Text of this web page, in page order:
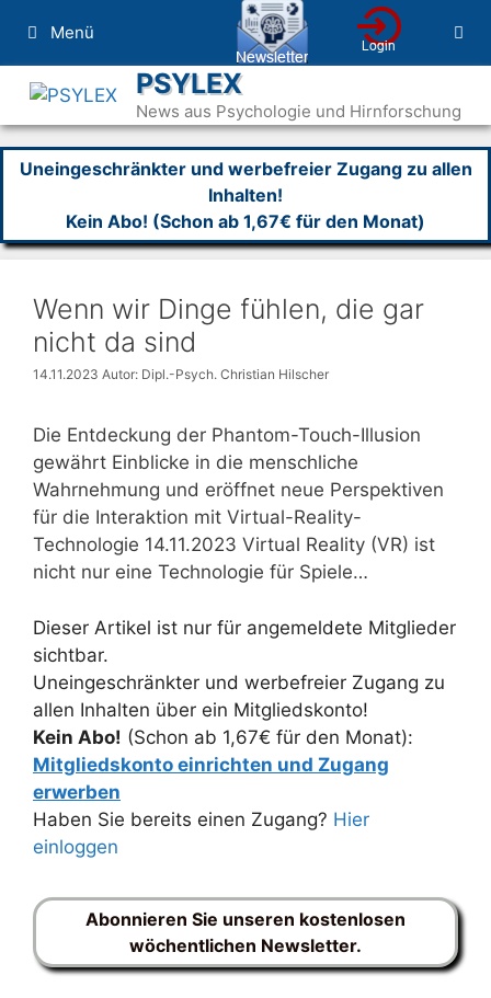
Inhalt
springen
Menü
PSYLEX
News aus Psychologie und Hirnforschung
Uneingeschränkter und werbefreier Zugang zu allen
Inhalten!
Kein Abo! (Schon ab 1,67€ für den Monat)
Wenn wir Dinge fühlen, die gar
nicht da sind
14.11.2023 Autor: Dipl.-Psych. Christian Hilscher
Die Entdeckung der Phantom-Touch-Illusion
gewährt Einblicke in die menschliche
Wahrnehmung und eröffnet neue Perspektiven
für die Interaktion mit Virtual-Reality-
Technologie 14.11.2023 Virtual Reality (VR) ist
nicht nur eine Technologie für Spiele…
Dieser Artikel ist nur für angemeldete Mitglieder
sichtbar.
Uneingeschränkter und werbefreier Zugang zu
allen Inhalten über ein Mitgliedskonto!
Kein Abo! (Schon ab 1,67€ für den Monat):
Mitgliedskonto einrichten und Zugang
erwerben
Haben Sie bereits einen Zugang? Hier
einloggen
Abonnieren Sie unseren kostenlosen
wöchentlichen Newsletter.